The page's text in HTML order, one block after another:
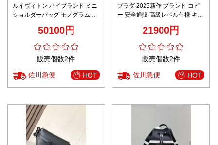
ルイヴィトン ハイブランド ミニ
ショルダーバッグ モノグラムエ
パクト設計 上質感
50100円
販売個数2件
佐川急便 HOT
プラダ 2025新作 ブランド コピ
ー 安全通販 高級レベル仕様 キル
な再現度 職人技術再現
21900円
販売個数2件
佐川急便 HOT